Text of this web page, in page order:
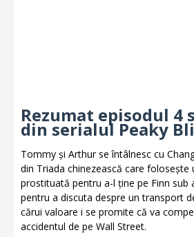
Rezumat episodul 4
din serialul Peaky
Tommy și Arthur se întâlnesc cu
din Triada chinezească care folosește
prostituată pentru a-l ține pe Finn sub
pentru a discuta despre un transport
cărui valoare i se promite că va
accidentul de pe Wall Street.